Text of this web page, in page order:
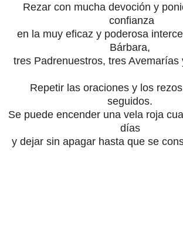
Rezar con mucha devoción y
confianza
en la muy eficaz y poderosa
Bárbara,
tres Padrenuestros, tres Avemarías
Repetir las oraciones y los
seguidos.
Se puede encender una vela roja
días
y dejar sin apagar hasta que se